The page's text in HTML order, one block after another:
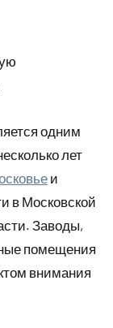
одним
лет
и
в Московской
Заводы,
помещения
внимания